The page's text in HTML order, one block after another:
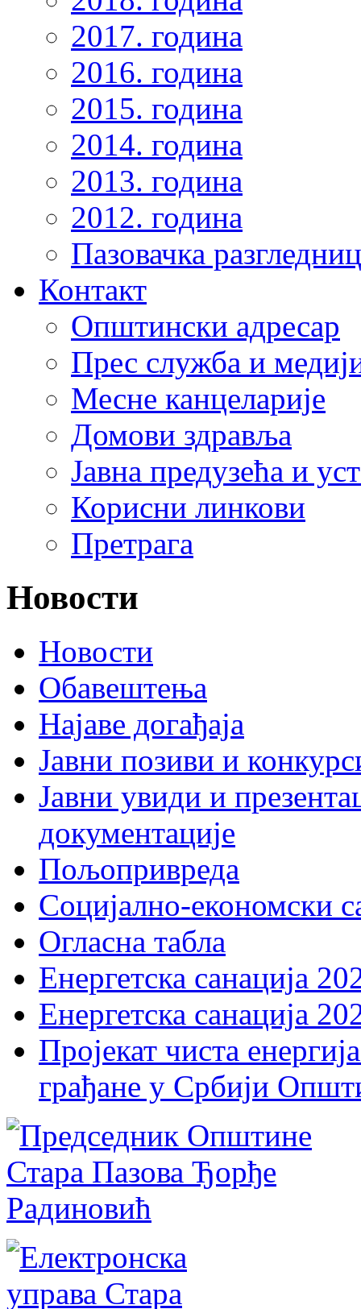
2017. година
2016. година
2015. година
2014. година
2013. година
2012. година
Пазовачка
Контакт
Општински адресар
Прес служба и
Месне канцеларије
Домови здравља
Јавна предузећа и
Корисни линкови
Претрага
Новости
Новости
Обавештења
Најаве догађаја
Јавни позиви и
Јавни увиди и
документације
Пољопривреда
Социјално-економски
Огласна табла
Енергетска санација
Енергетска санација
Пројекат чиста
грађане у Србији